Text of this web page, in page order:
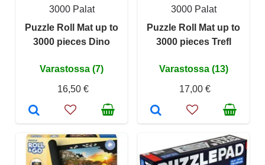
3000 Palat
Puzzle Roll Mat up to
3000 pieces Dino
Varastossa (7)
16,50 €
3000 Palat
Puzzle Roll Mat up to
3000 pieces Trefl
Varastossa (13)
17,00 €